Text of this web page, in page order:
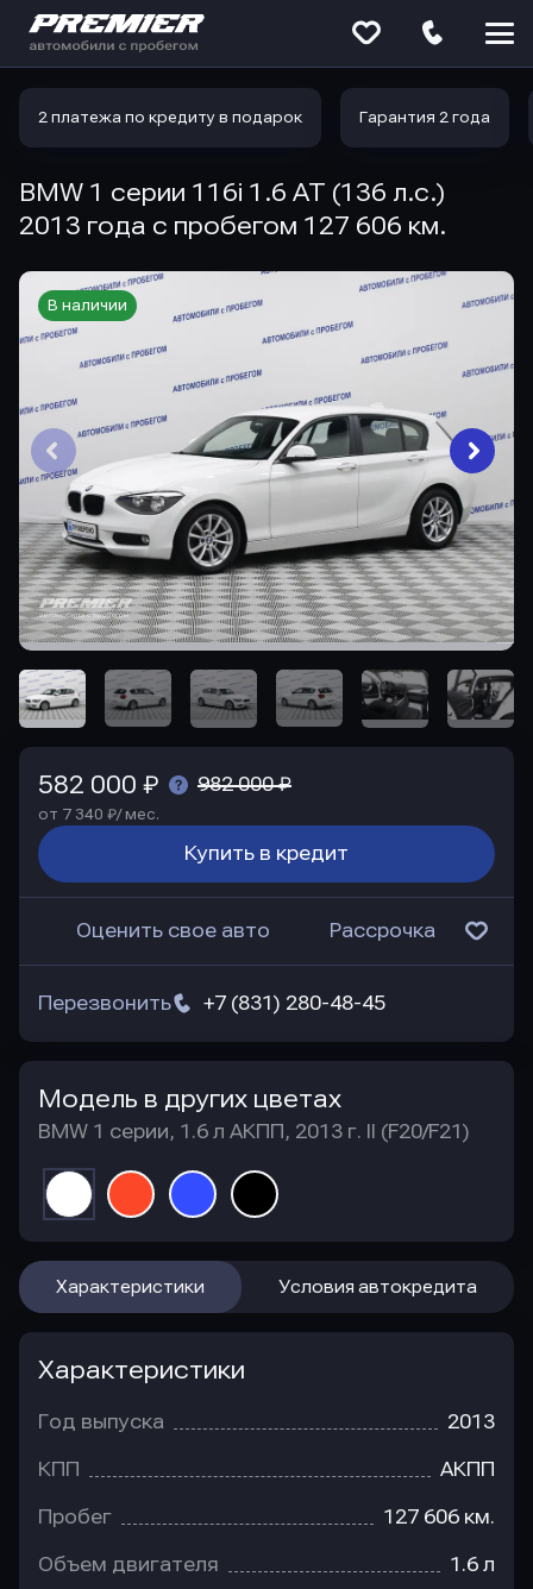
2 платежа по кредиту в подарок Гарантия 2 года
BMW 1 серии 116i 1.6 AT (136 л.с.)
2013 года с пробегом 127 606 км.
В наличии
582 000 ₽ 982 000 ₽
от 7 340 ₽/ мес.
Купить в кредит
Оценить свое авто Рассрочка
+7 (831) 280-48-45
Перезвонить
Модель в других цветах
BMW 1 серии, 1.6 л АКПП, 2013 г. II (F20/F21)
Характеристики Условия автокредита
Характеристики
Год выпуска 2013
КПП АКПП
Пробег 127 606 км.
Объем двигателя 1.6 л